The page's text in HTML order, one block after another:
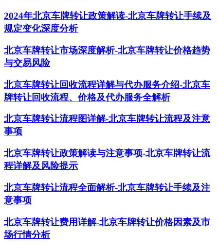
2024年北京车牌转让政策解读-北京车牌转让手续及
规定变化深度分析
北京车牌转让市场深度解析-北京车牌转让价格趋势
与交易风险
北京车牌转让回收流程详解与代办服务介绍-北京车
牌转让回收流程、价格及代办服务全解析
北京车牌转让流程图详解-北京车牌转让流程及注意
事项
北京车牌转让政策解读与注意事项-北京车牌转让流
程详解及风险提示
北京车牌转让流程全面解析-北京车牌转让手续及注
意事项
北京车牌转让费用详解-北京车牌转让价格因素及市
场行情分析